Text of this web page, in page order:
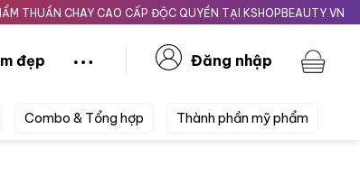
CHAY CAO CẤP ĐỘC QUYỀN TẠI KSHOPBEAUTY.VN Giao
đẹp Đăng nhập
Combo & Tổng hợp Thành phần mỹ phẩm